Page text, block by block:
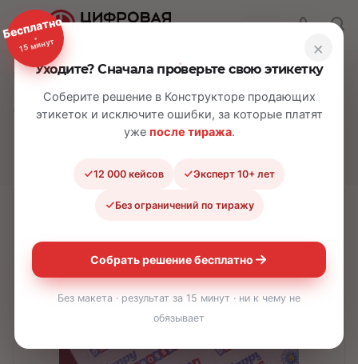
Главная — Каталог — Стикеры — Стикеры с пожеланиями
Стикеры с
пожеланиями
Бесплатно
15 минут ×
Уходите? Сначала проверьте свою этикетку
Соберите решение в Конструкторе продающих
этикеток и исключите ошибки, за которые платят
уже после тиража.
12 000 кейсов Эксперт 10+ лет
Без ограничений по тиражу
Собрать решение бесплатно
Без макета · результат за 15 минут · ни к чему не
обязывает